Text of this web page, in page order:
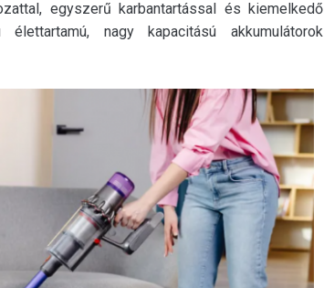
egyszerű karbantartással és kiemelkedő
nagy kapacitású akkumulátorok